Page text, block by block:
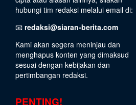
hubungi tim redaksi melalui email di:
📧 redaksi@siaran-berita.com
Kami akan segera meninjau dan
menghapus konten yang dimaksud
sesuai dengan kebijakan dan
pertimbangan redaksi.
PENTING!